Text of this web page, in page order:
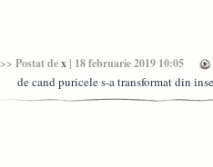
>> Postat dex | 18 februarie 2019 10:05
de cand puricele s-a transformat din